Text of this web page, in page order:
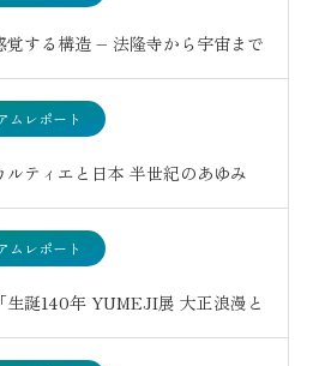
覚する構造 – 法隆寺から宇宙まで
ムレポート
ルティエと日本 半世紀のあゆみ
芸術をめぐる対…
ムレポート
生誕140年 YUMEJI展 大正浪漫と